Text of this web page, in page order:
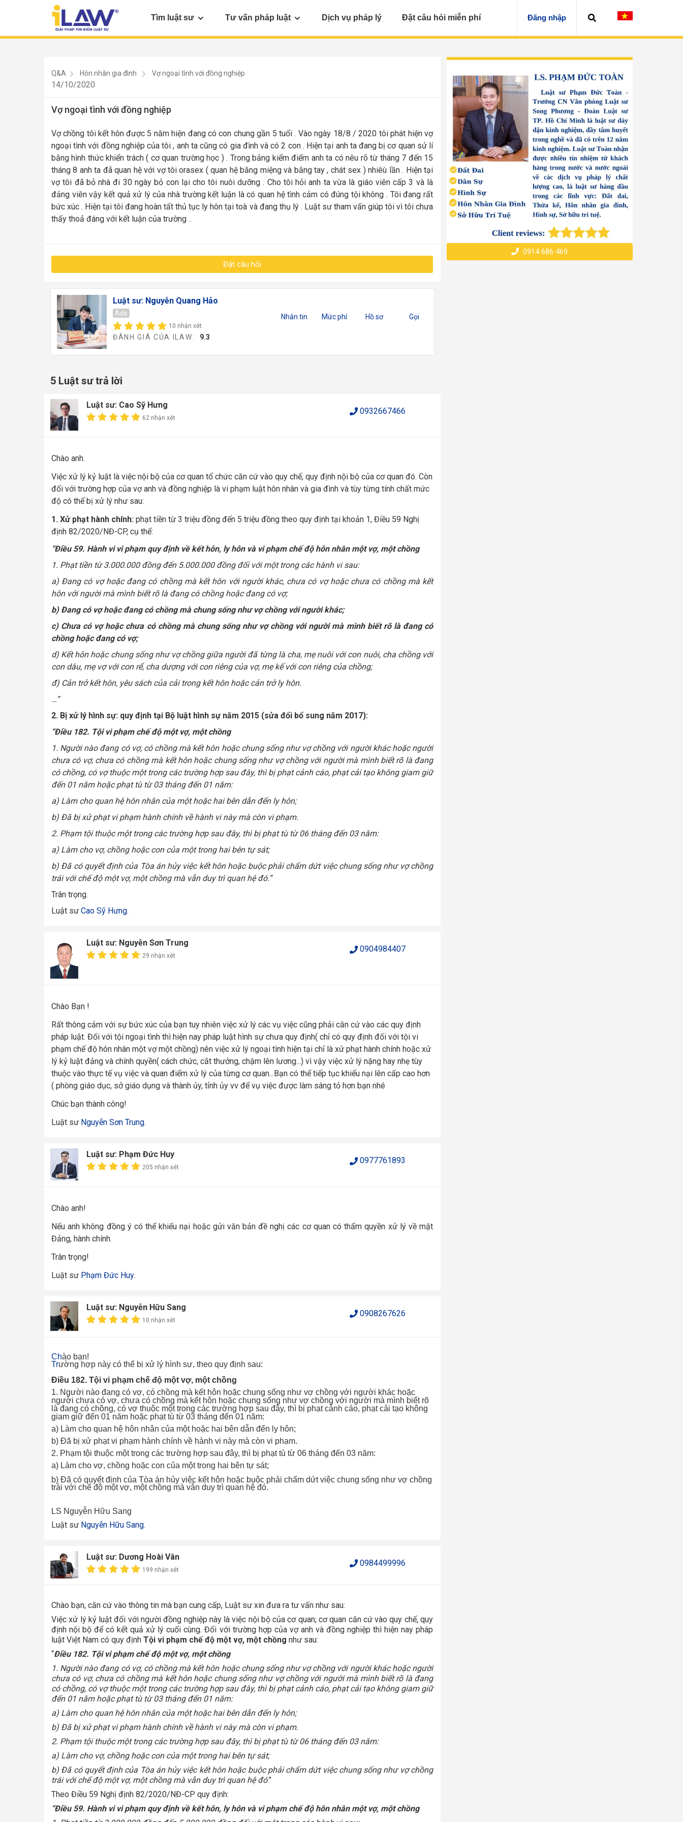
Tìm luật sư Tư vấn pháp luật Dịch vụ pháp lý Đặt câu hỏi miễn phí Đăng nhập
Q&A Hôn nhân gia đình Vợ ngoại tình với đồng nghiệp
14/10/2020
Vợ ngoại tình với đồng nghiệp
Vợ chồng tôi kết hôn được 5 năm hiện đang có con chung gần 5 tuổi . Vào ngày 18/8 / 2020 tôi phát hiện vợ
ngoại tình với đồng nghiệp của tôi , anh ta cũng có gia đình và có 2 con . Hiện tại anh ta đang bị cơ quan sử lí
bằng hình thức khiển trách ( cơ quan trường học ) . Trong bảng kiểm điểm anh ta có nêu rõ từ tháng 7 đến 15
tháng 8 anh ta đã quan hệ với vợ tôi orasex ( quan hệ bằng miệng và bằng tay , chát sex ) nhiêù lần . Hiện tại
vợ tôi đã bỏ nhà đi 30 ngày bỏ con lại cho tôi nuôi dưỡng . Cho tôi hỏi anh ta vừa là giáo viên cấp 3 và là
đảng viên vậy kết quả xử lý của nhà trường kết luận là có quan hệ tình cảm có đúng tội không . Tôi đang rất
bức xúc . Hiện tại tôi đang hoàn tất thủ tục ly hôn tại toà và đang thụ lý . Luật sư tham vấn giúp tôi vì tôi chưa
thấy thoả đáng với kết luận của trường ..
Đặt câu hỏi
Luật sư: Nguyễn Quang Hảo
Ads
10 nhận xét
ĐÁNH GIÁ CỦA ILAW: 9.3
Nhắn tin Mức phí Hồ sơ Gọi
5 Luật sư trả lời
Luật sư: Cao Sỹ Hưng
62 nhận xét
0932667466
Chào anh.
Việc xử lý kỷ luật là việc nội bộ của cơ quan tổ chức căn cứ vào quy chế, quy định nội bộ của cơ quan đó. Còn
đối với trường hợp của vợ anh và đồng nghiệp là vi phạm luật hôn nhân và gia đình và tùy từng tính chất mức
độ có thể bị xử lý như sau:
1. Xử phạt hành chính: phạt tiền từ 3 triệu đồng đến 5 triệu đồng theo quy định tại khoản 1, Điều 59 Nghị
định 82/2020/NĐ-CP, cụ thể:
“Điều 59. Hành vi vi phạm quy định về kết hôn, ly hôn và vi phạm chế độ hôn nhân một vợ, một chồng
1. Phạt tiền từ 3.000.000 đồng đến 5.000.000 đồng đối với một trong các hành vi sau:
a) Đang có vợ hoặc đang có chồng mà kết hôn với người khác, chưa có vợ hoặc chưa có chồng mà kết
hôn với người mà mình biết rõ là đang có chồng hoặc đang có vợ;
b) Đang có vợ hoặc đang có chồng mà chung sống như vợ chồng với người khác;
c) Chưa có vợ hoặc chưa có chồng mà chung sống như vợ chồng với người mà mình biết rõ là đang có
chồng hoặc đang có vợ;
d) Kết hôn hoặc chung sống như vợ chồng giữa người đã từng là cha, mẹ nuôi với con nuôi, cha chồng với
con dâu, mẹ vợ với con rể, cha dượng với con riêng của vợ, mẹ kế với con riêng của chồng;
đ) Cản trở kết hôn, yêu sách của cải trong kết hôn hoặc cản trở ly hôn.
…”
2. Bị xử lý hình sự: quy định tại Bộ luật hình sự năm 2015 (sửa đổi bổ sung năm 2017):
“Điều 182. Tội vi phạm chế độ một vợ, một chồng
1. Người nào đang có vợ, có chồng mà kết hôn hoặc chung sống như vợ chồng với người khác hoặc người
chưa có vợ, chưa có chồng mà kết hôn hoặc chung sống như vợ chồng với người mà mình biết rõ là đang
có chồng, có vợ thuộc một trong các trường hợp sau đây, thì bị phạt cảnh cáo, phạt cải tạo không giam giữ
đến 01 năm hoặc phạt tù từ 03 tháng đến 01 năm:
a) Làm cho quan hệ hôn nhân của một hoặc hai bên dẫn đến ly hôn;
b) Đã bị xử phạt vi phạm hành chính về hành vi này mà còn vi phạm.
2. Phạm tội thuộc một trong các trường hợp sau đây, thì bị phạt tù từ 06 tháng đến 03 năm:
a) Làm cho vợ, chồng hoặc con của một trong hai bên tự sát;
b) Đã có quyết định của Tòa án hủy việc kết hôn hoặc buộc phải chấm dứt việc chung sống như vợ chồng
trái với chế độ một vợ, một chồng mà vẫn duy trì quan hệ đó.”
Trân trọng.
Luật sư Cao Sỹ Hưng.
Luật sư: Nguyễn Sơn Trung
29 nhận xét
0904984407
Chào Bạn !
Rất thông cảm với sự bức xúc của bạn tuy nhiên việc xử lý các vụ việc cũng phải căn cứ vào các quy định
pháp luật. Đối với tội ngoại tình thì hiện nay pháp luật hình sự chưa quy định( chỉ có quy định đối với tội vi
phạm chế độ hôn nhân một vợ một chồng) nên việc xử lý ngoại tình hiện tại chỉ là xử phạt hành chính hoặc xử
lý kỷ luật đảng và chính quyền( cách chức, cắt thưởng, chậm lên lương...) vì vậy việc xử lý nặng hay nhẹ tùy
thuộc vào thực tế vụ việc và quan điểm xử lý của từng cơ quan...Bạn có thể tiếp tục khiếu nại lên cấp cao hơn
( phòng giáo dục, sở giáo dụng và thành ủy, tỉnh ủy vv để vụ việc được làm sáng tỏ hơn bạn nhé
Chúc bạn thành công!
Luật sư Nguyễn Sơn Trung.
Luật sư: Phạm Đức Huy
205 nhận xét
0977761893
Chào anh!
Nếu anh không đồng ý có thể khiếu nại hoặc gửi văn bản đề nghị các cơ quan có thẩm quyền xử lý về mặt
Đảng, hành chính.
Trân trọng!
Luật sư Phạm Đức Huy.
Luật sư: Nguyễn Hữu Sang
10 nhận xét
0908267626
Chào bạn!
Trường hợp này có thể bị xử lý hình sự, theo quy định sau:
Điều 182. Tội vi phạm chế độ một vợ, một chồng
1. Người nào đang có vợ, có chồng mà kết hôn hoặc chung sống như vợ chồng với người khác hoặc
người chưa có vợ, chưa có chồng mà kết hôn hoặc chung sống như vợ chồng với người mà mình biết rõ
là đang có chồng, có vợ thuộc một trong các trường hợp sau đây, thì bị phạt cảnh cáo, phạt cải tạo không
giam giữ đến 01 năm hoặc phạt tù từ 03 tháng đến 01 năm:
a) Làm cho quan hệ hôn nhân của một hoặc hai bên dẫn đến ly hôn;
b) Đã bị xử phạt vi phạm hành chính về hành vi này mà còn vi phạm.
2. Phạm tội thuộc một trong các trường hợp sau đây, thì bị phạt tù từ 06 tháng đến 03 năm:
a) Làm cho vợ, chồng hoặc con của một trong hai bên tự sát;
b) Đã có quyết định của Tòa án hủy việc kết hôn hoặc buộc phải chấm dứt việc chung sống như vợ chồng
trái với chế độ một vợ, một chồng mà vẫn duy trì quan hệ đó.
LS Nguyễn Hữu Sang
Luật sư Nguyễn Hữu Sang.
Luật sư: Dương Hoài Vân
199 nhận xét
0984499996
Chào bạn, căn cứ vào thông tin mà bạn cung cấp, Luật sư xin đưa ra tư vấn như sau:
Việc xử lý kỷ luật đối với người đồng nghiệp này là việc nội bộ của cơ quan; cơ quan căn cứ vào quy chế, quy
định nội bộ để có kết quả xử lý cuối cùng. Đối với trường hợp của vợ anh và đồng nghiệp thì hiện nay pháp
luật Việt Nam có quy định Tội vi phạm chế độ một vợ, một chồng như sau:
“Điều 182. Tội vi phạm chế độ một vợ, một chồng
1. Người nào đang có vợ, có chồng mà kết hôn hoặc chung sống như vợ chồng với người khác hoặc người
chưa có vợ, chưa có chồng mà kết hôn hoặc chung sống như vợ chồng với người mà mình biết rõ là đang
có chồng, có vợ thuộc một trong các trường hợp sau đây, thì bị phạt cảnh cáo, phạt cải tạo không giam giữ
đến 01 năm hoặc phạt tù từ 03 tháng đến 01 năm:
a) Làm cho quan hệ hôn nhân của một hoặc hai bên dẫn đến ly hôn;
b) Đã bị xử phạt vi phạm hành chính về hành vi này mà còn vi phạm.
2. Phạm tội thuộc một trong các trường hợp sau đây, thì bị phạt tù từ 06 tháng đến 03 năm:
a) Làm cho vợ, chồng hoặc con của một trong hai bên tự sát;
b) Đã có quyết định của Tòa án hủy việc kết hôn hoặc buộc phải chấm dứt việc chung sống như vợ chồng
trái với chế độ một vợ, một chồng mà vẫn duy trì quan hệ đó.”
Theo Điều 59 Nghị định 82/2020/NĐ-CP quy định:
“Điều 59. Hành vi vi phạm quy định về kết hôn, ly hôn và vi phạm chế độ hôn nhân một vợ, một chồng
0914 686 469